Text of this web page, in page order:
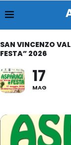
SAN VINCENZO
FESTA” 2026
17
MAG